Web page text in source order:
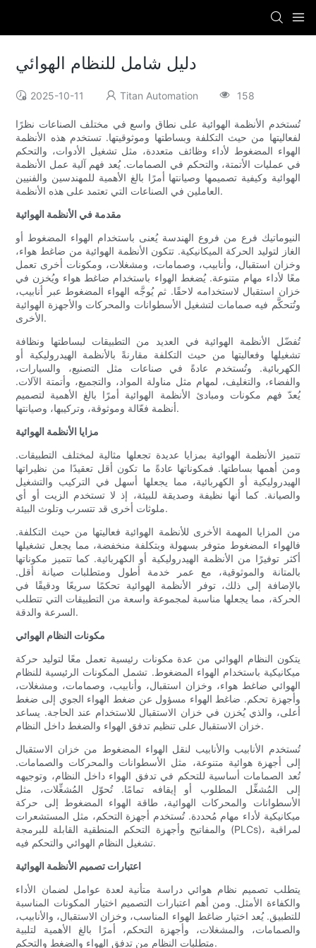
دليل شامل للنظام الهوائي
2025-10-11 Titan Automation 158
تُستخدم الأنظمة الهوائية على نطاق واسع في مختلف الصناعات نظرًا
لفعاليتها من حيث التكلفة وبساطتها وموثوقيتها. تستخدم هذه الأنظمة
الهواء المضغوط لأداء وظائف متعددة، مثل تشغيل الأدوات، والتحكم
في عمليات الأتمتة، والتحكم في الصمامات. يُعد فهم آلية عمل الأنظمة
الهوائية وكيفية تصميمها وصيانتها أمرًا بالغ الأهمية للمهندسين والفنيين
العاملين في الصناعات التي تعتمد على هذه الأنظمة.
مقدمة في الأنظمة الهوائية
النيوماتيك فرع من فروع الهندسة يُعنى باستخدام الهواء المضغوط أو
الغاز لتوليد الحركة الميكانيكية. تتكون الأنظمة الهوائية من ضاغط هواء،
وخزان استقبال، وأنابيب، وصمامات، ومشغلات، ومكونات أخرى تعمل
معًا لأداء مهام متنوعة. يُضغط الهواء باستخدام ضاغط هواء ويُخزن في
خزان استقبال لاستخدامه لاحقًا. ثم يُوجَّه الهواء المضغوط عبر أنابيب،
وتُتحكَّم فيه صمامات لتشغيل الأسطوانات والمحركات والأجهزة الهوائية
الأخرى.
تُفضّل الأنظمة الهوائية في العديد من التطبيقات لبساطتها ونظافة
تشغيلها وفعاليتها من حيث التكلفة مقارنةً بالأنظمة الهيدروليكية أو
الكهربائية. وتُستخدم عادةً في صناعات مثل التصنيع، والسيارات،
والفضاء، والتغليف، لمهام مثل مناولة المواد، والتجميع، وأتمتة الآلات.
يُعدّ فهم مكونات ومبادئ الأنظمة الهوائية أمرًا بالغ الأهمية لتصميم
أنظمة فعّالة وموثوقة، وتركيبها، وصيانتها.
مزايا الأنظمة الهوائية
تتميز الأنظمة الهوائية بمزايا عديدة تجعلها مثالية لمختلف التطبيقات.
ومن أهمها بساطتها. فمكوناتها عادةً ما تكون أقل تعقيدًا من نظيراتها
الهيدروليكية أو الكهربائية، مما يجعلها أسهل في التركيب والتشغيل
والصيانة. كما أنها نظيفة وصديقة للبيئة، إذ لا تستخدم الزيت أو أي
ملوثات أخرى قد تتسرب وتلوث البيئة.
من المزايا المهمة الأخرى للأنظمة الهوائية فعاليتها من حيث التكلفة.
فالهواء المضغوط متوفر بسهولة وبتكلفة منخفضة، مما يجعل تشغيلها
أكثر توفيرًا من الأنظمة الهيدروليكية أو الكهربائية. كما تتميز مكوناتها
بالمتانة والموثوقية، مع عمر خدمة أطول ومتطلبات صيانة أقل.
بالإضافة إلى ذلك، توفر الأنظمة الهوائية تحكمًا سريعًا ودقيقًا في
الحركة، مما يجعلها مناسبة لمجموعة واسعة من التطبيقات التي تتطلب
السرعة والدقة.
مكونات النظام الهوائي
يتكون النظام الهوائي من عدة مكونات رئيسية تعمل معًا لتوليد حركة
ميكانيكية باستخدام الهواء المضغوط. تشمل المكونات الرئيسية للنظام
الهوائي ضاغط هواء، وخزان استقبال، وأنابيب، وصمامات، ومشغلات،
وأجهزة تحكم. ضاغط الهواء مسؤول عن ضغط الهواء الجوي إلى ضغط
أعلى، والذي يُخزن في خزان الاستقبال للاستخدام عند الحاجة. يساعد
خزان الاستقبال على تنظيم تدفق الهواء والضغط داخل النظام.
تُستخدم الأنابيب والأنابيب لنقل الهواء المضغوط من خزان الاستقبال
إلى أجهزة هوائية متنوعة، مثل الأسطوانات والمحركات والصمامات.
تُعد الصمامات أساسية للتحكم في تدفق الهواء داخل النظام، وتوجيهه
إلى المُشغِّل المطلوب أو إيقافه تمامًا. تُحوّل المُشغِّلات، مثل
الأسطوانات والمحركات الهوائية، طاقة الهواء المضغوط إلى حركة
ميكانيكية لأداء مهام مُحددة. تُستخدم أجهزة التحكم، مثل المستشعرات
والمفاتيح وأجهزة التحكم المنطقية القابلة للبرمجة (PLCs)، لمراقبة
تشغيل النظام الهوائي والتحكم فيه.
اعتبارات تصميم الأنظمة الهوائية
يتطلب تصميم نظام هوائي دراسة متأنية لعدة عوامل لضمان الأداء
والكفاءة الأمثل. ومن أهم اعتبارات التصميم اختيار المكونات المناسبة
للتطبيق. يُعد اختيار ضاغط الهواء المناسب، وخزان الاستقبال، والأنابيب،
والصمامات، والمشغلات، وأجهزة التحكم، أمرًا بالغ الأهمية لتلبية
متطلبات النظام من تدفق الهواء والضغط والتحكم.